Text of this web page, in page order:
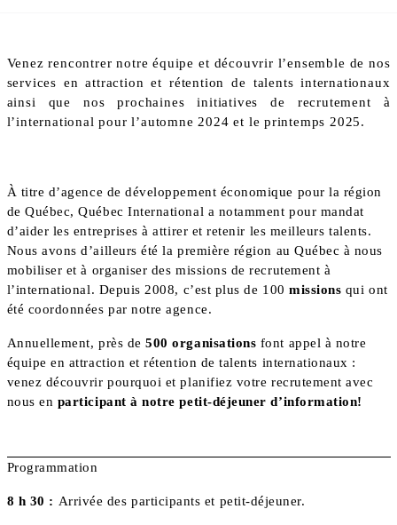
Venez rencontrer notre équipe et découvrir l’ensemble de nos
services en attraction et rétention de talents internationaux
ainsi que nos prochainesinitiatives de recrutement à
l’international pour l’automne 2024 et le printemps 2025.
À titre d’agence de développement économique pour la région
de Québec, Québec International a notamment pour mandat
d’aider les entreprises à attirer et retenir les meilleurs talents.
Nous avons d’ailleurs été la première région au Québec à nous
mobiliser et à organiser des missions de recrutement à
l’international. Depuis 2008, c’est plus de 100 missions qui ont
été coordonnées par notre agence.
Annuellement, près de500 organisations font appel à notre
équipe en attraction et rétention de talents internationaux :
venez découvrir pourquoi et planifiez votre recrutement avec
nous en participant à notre petit-déjeuner d’information!
Programmation
8 h 30 : Arrivée des participants et petit-déjeuner.